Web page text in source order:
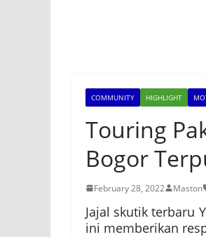
COMMUNITY HIGHLIGHT
Touring
Bogor
February 28, 2022 Maston
Jajal skutik terbaru
ini memberikan